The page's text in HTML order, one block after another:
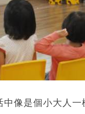
像是個小大人一